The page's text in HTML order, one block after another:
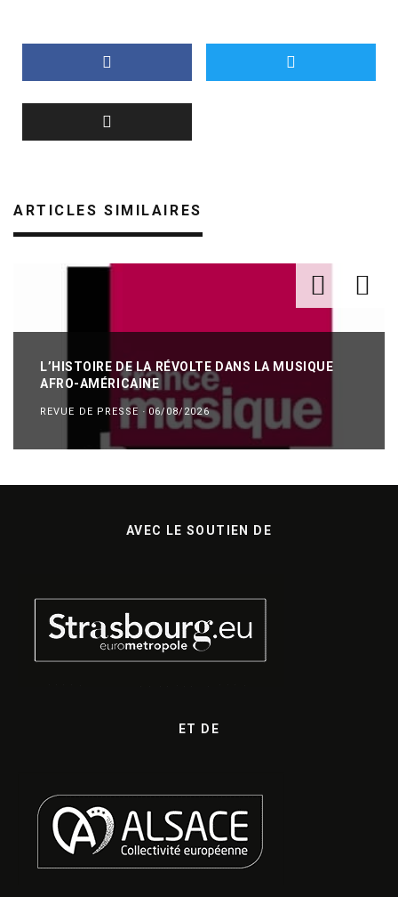
ARTICLES SIMILAIRES
L’HISTOIRE DE LA RÉVOLTE DANS LA MUSIQUE
AFRO-AMÉRICAINE
REVUE DE PRESSE · 06/08/2026
AVEC LE SOUTIEN DE
ET DE